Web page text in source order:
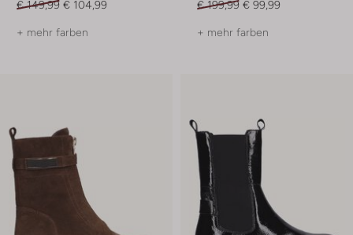
€ 149,99 € 104,99
+ mehr farben
€ 199,99 € 99,99
+ mehr farben